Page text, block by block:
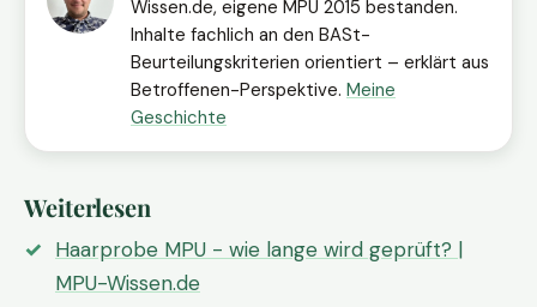
Wissen.de, eigene MPU 2015 bestanden.
Inhalte fachlich an den BASt-
Beurteilungskriterien orientiert – erklärt aus
Betroffenen-Perspektive. Meine
Geschichte
Weiterlesen
Haarprobe MPU - wie lange wird geprüft? |
MPU-Wissen.de